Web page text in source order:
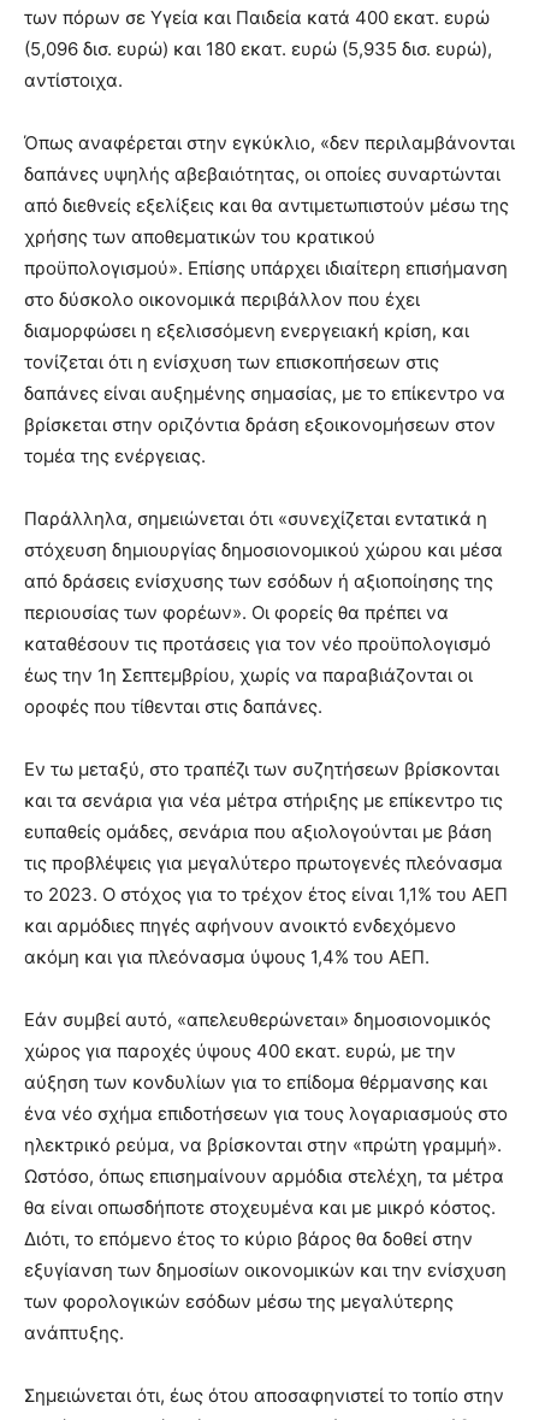
των πόρων σε Υγεία και Παιδεία κατά 400 εκατ. ευρώ
(5,096 δισ. ευρώ) και 180 εκατ. ευρώ (5,935 δισ. ευρώ),
αντίστοιχα.
Όπως αναφέρεται στην εγκύκλιο, «δεν περιλαμβάνονται
δαπάνες υψηλής αβεβαιότητας, οι οποίες συναρτώνται
από διεθνείς εξελίξεις και θα αντιμετωπιστούν μέσω της
χρήσης των αποθεματικών του κρατικού
προϋπολογισμού». Επίσης υπάρχει ιδιαίτερη επισήμανση
στο δύσκολο οικονομικά περιβάλλον που έχει
διαμορφώσει η εξελισσόμενη ενεργειακή κρίση, και
τονίζεται ότι η ενίσχυση των επισκοπήσεων στις
δαπάνες είναι αυξημένης σημασίας, με το επίκεντρο να
βρίσκεται στην οριζόντια δράση εξοικονομήσεων στον
τομέα της ενέργειας.
Παράλληλα, σημειώνεται ότι «συνεχίζεται εντατικά η
στόχευση δημιουργίας δημοσιονομικού χώρου και μέσα
από δράσεις ενίσχυσης των εσόδων ή αξιοποίησης της
περιουσίας των φορέων». Οι φορείς θα πρέπει να
καταθέσουν τις προτάσεις για τον νέο προϋπολογισμό
έως την 1η Σεπτεμβρίου, χωρίς να παραβιάζονται οι
οροφές που τίθενται στις δαπάνες.
Εν τω μεταξύ, στο τραπέζι των συζητήσεων βρίσκονται
και τα σενάρια για νέα μέτρα στήριξης με επίκεντρο τις
ευπαθείς ομάδες, σενάρια που αξιολογούνται με βάση
τις προβλέψεις για μεγαλύτερο πρωτογενές πλεόνασμα
το 2023. Ο στόχος για το τρέχον έτος είναι 1,1% του ΑΕΠ
και αρμόδιες πηγές αφήνουν ανοικτό ενδεχόμενο
ακόμη και για πλεόνασμα ύψους 1,4% του ΑΕΠ.
Εάν συμβεί αυτό, «απελευθερώνεται» δημοσιονομικός
χώρος για παροχές ύψους 400 εκατ. ευρώ, με την
αύξηση των κονδυλίων για το επίδομα θέρμανσης και
ένα νέο σχήμα επιδοτήσεων για τους λογαριασμούς στο
ηλεκτρικό ρεύμα, να βρίσκονται στην «πρώτη γραμμή».
Ωστόσο, όπως επισημαίνουν αρμόδια στελέχη, τα μέτρα
θα είναι οπωσδήποτε στοχευμένα και με μικρό κόστος.
Διότι, το επόμενο έτος το κύριο βάρος θα δοθεί στην
εξυγίανση των δημοσίων οικονομικών και την ενίσχυση
των φορολογικών εσόδων μέσω της μεγαλύτερης
ανάπτυξης.
Σημειώνεται ότι, έως ότου αποσαφηνιστεί το τοπίο στην